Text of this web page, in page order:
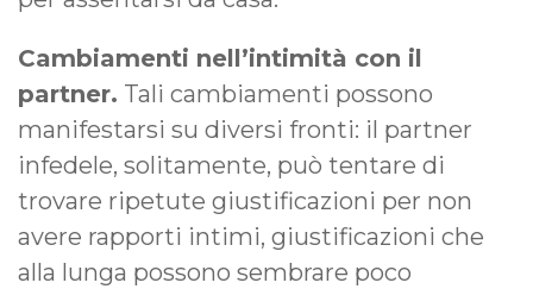
Cambiamenti nell’intimità con il
partner. Tali cambiamenti possono
manifestarsi su diversi fronti: il partner
infedele, solitamente, può tentare di
trovare ripetute giustificazioni per non
avere rapporti intimi, giustificazioni che
alla lunga possono sembrare poco